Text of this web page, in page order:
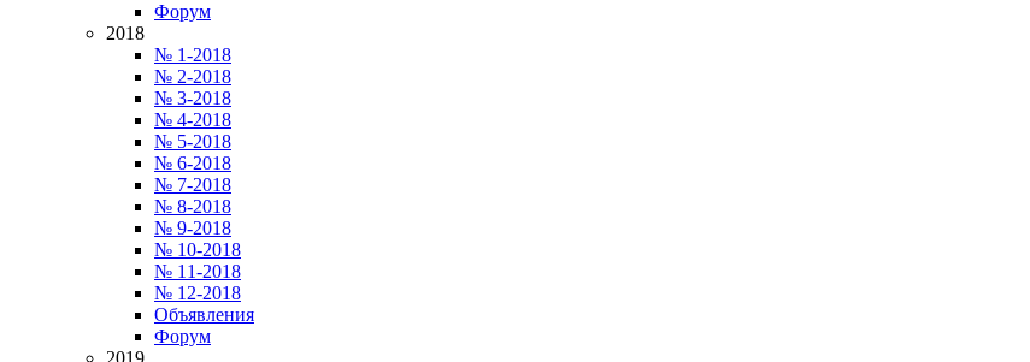
Форум
2018
№ 1-2018
№ 2-2018
№ 3-2018
№ 4-2018
№ 5-2018
№ 6-2018
№ 7-2018
№ 8-2018
№ 9-2018
№ 10-2018
№ 11-2018
№ 12-2018
Объявления
Форум
2019